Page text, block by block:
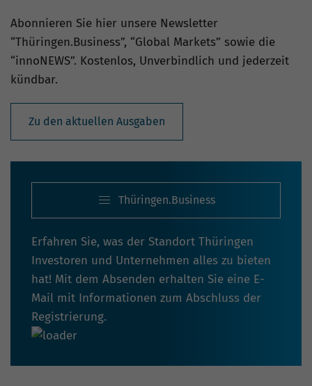
Abonnieren Sie hier unsere Newsletter
“Thüringen.Business”, “Global Markets” sowie die
“innoNEWS”. Kostenlos, Unverbindlich und jederzeit
kündbar.
Zu den aktuellen Ausgaben
Thüringen.Business
Erfahren Sie, was der Standort Thüringen
Investoren und Unternehmen alles zu bieten
hat! Mit dem Absenden erhalten Sie eine E-
Mail mit Informationen zum Abschluss der
Registrierung.